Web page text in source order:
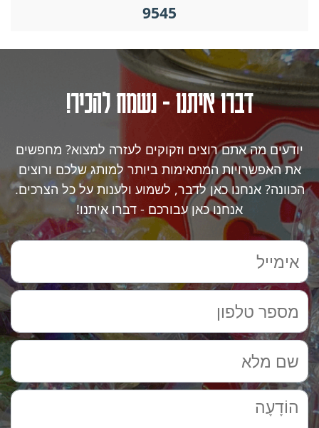
9545
דברו איתנו - נשמח להכיר!
יודעים מה אתם רוצים וזקוקים לעזרה למצוא? מחפשים
את האפשרויות המתאימות ביותר למותג שלכם ורוצים
הכוונה? אנחנו כאן לדבר, לשמוע ולענות על כל הצרכים.
אנחנו כאן עבורכם - דברו איתנו!